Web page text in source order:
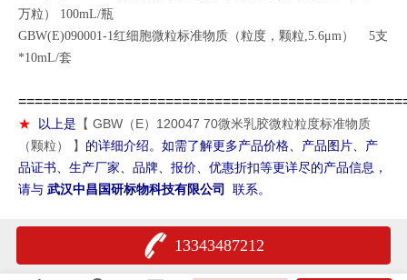
万粒） 100mL/瓶
GBW(E)090001-1红细胞微粒标准物质（粒度，颗粒,5.6μm） 5支
*10mL/套
★ 以上是 【 GBW（E）120047 70微米乳胶微粒粒度标准物质
（颗粒）
】 的详细介绍。如需了解更多产品价格、产品图片、产
品证书、生产厂家、品牌、报价、优惠折扣等更详尽的产品信息，
请与 武汉中昌国研标物科技有限公司 联系。
13343487212